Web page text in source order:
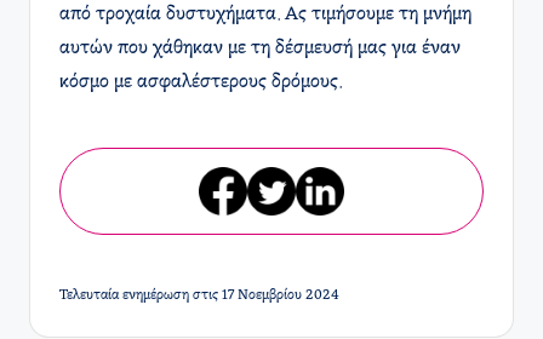
από τροχαία δυστυχήματα. Ας τιμήσουμε τη μνήμη
αυτών που χάθηκαν με τη δέσμευσή μας για έναν
κόσμο με ασφαλέστερους δρόμους.
Τελευταία ενημέρωση στις 17 Νοεμβρίου 2024